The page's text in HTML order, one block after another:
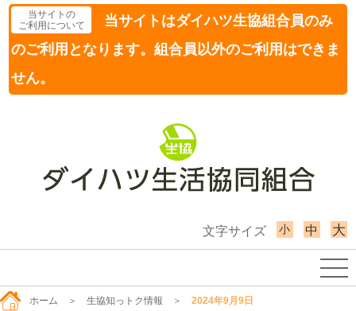
当サイトの
ご利用について
当サイトはダイハツ生協組合員のみ
のご利用となります。組合員以外のご利用はできま
せん。
文字サイズ 小 中 大
ホーム ＞ 生協知っトク情報 ＞ 2024年9月9日